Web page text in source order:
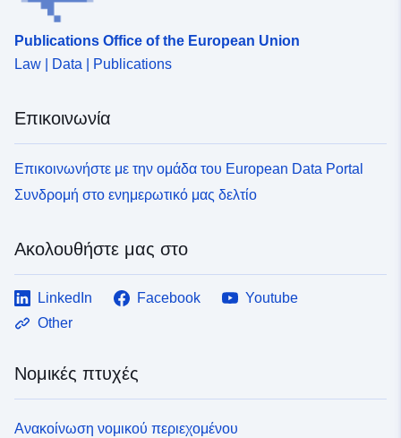
uriRef:
http://data.europa.eu/88u/dataset/
Publications Office of the European Union
Law | Data | Publications
Επικοινωνία
Επικοινωνήστε με την ομάδα του European Data Portal
Συνδρομή στο ενημερωτικό μας δελτίο
Ακολουθήστε μας στο
LinkedIn Facebook
Youtube
Other
Νομικές πτυχές
Ανακοίνωση νομικού περιεχομένου